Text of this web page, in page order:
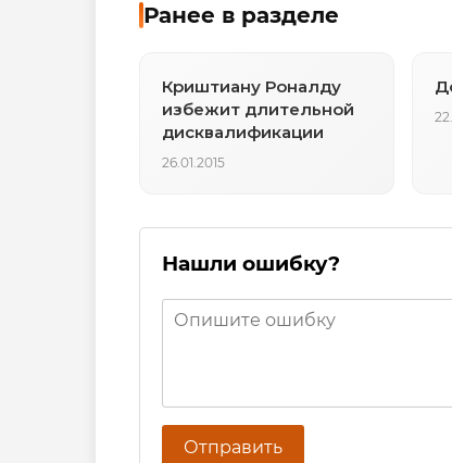
Ранее в разделе
Криштиану Роналду
избежит длительной
дисквалификации
26.01.2015
Нашли ошибку?
Отправить